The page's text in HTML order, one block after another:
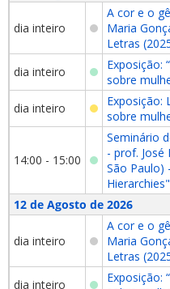
dia inteiro
A cor e o
Maria
Letras
dia inteiro
Exposição:
sobre
dia inteiro
Exposição:
sobre
14:00 - 15:00
Seminário
- prof. José
São Paulo)
Hierarchies"
12 de Agosto de 2026
dia inteiro
A cor e o
Maria
Letras
dia inteiro
Exposição: